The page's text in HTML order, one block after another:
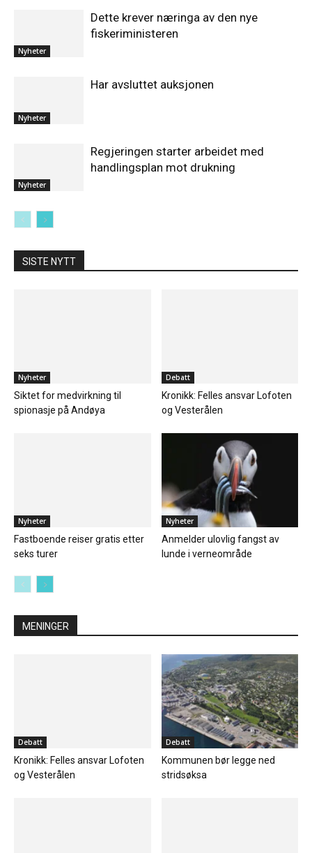
Nyheter
Dette krever næringa av den nye
fiskeriministeren
Nyheter
Har avsluttet auksjonen
Nyheter
Regjeringen starter arbeidet med
handlingsplan mot drukning
SISTE NYTT
Nyheter
Siktet for medvirkning til
spionasje på Andøya
Debatt
Kronikk: Felles ansvar Lofoten
og Vesterålen
Nyheter
Fastboende reiser gratis etter
seks turer
Nyheter
Anmelder ulovlig fangst av
lunde i verneområde
MENINGER
Debatt
Kronikk: Felles ansvar Lofoten
og Vesterålen
Debatt
Kommunen bør legge ned
stridsøksa